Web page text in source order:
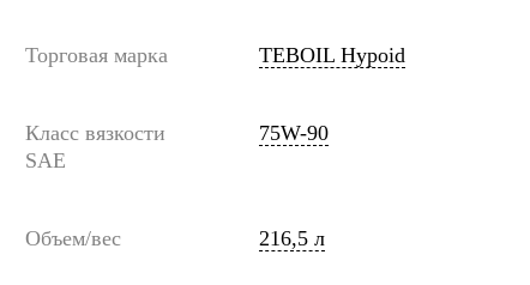
Торговая марка TEBOIL Hypoid
Класс вязкости
SAE
75W-90
Объем/вес 216,5 л